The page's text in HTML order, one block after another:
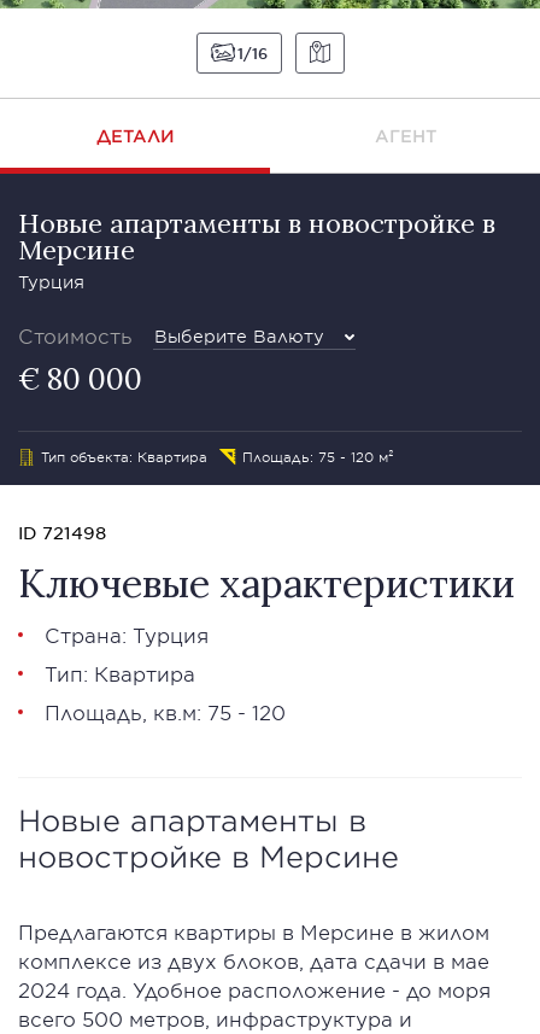
1 16
ДЕТАЛИ АГЕНТ
Новые апартаменты в новостройке в
Мерсине
Турция
Стоимость Выберите Валюту
€ 80 000
Тип объекта: Квартира Площадь: 75 - 120 м²
ID 721498
Ключевые характеристики
Страна: Турция
Тип: Квартира
Площадь, кв.м: 75 - 120
Новые апартаменты в
новостройке в Мерсине
Предлагаются квартиры в Мерсине в жилом
комплексе из двух блоков, дата сдачи в мае
2024 года. Удобное расположение - до моря
всего 500 метров, инфраструктура и